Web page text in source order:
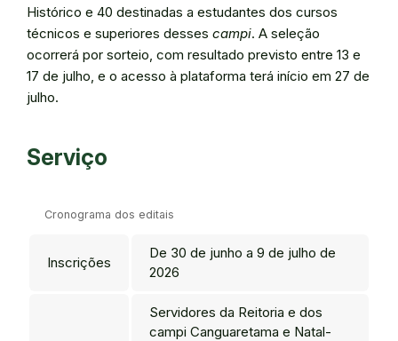
Histórico e 40 destinadas a estudantes dos cursos
técnicos e superiores desses campi. A seleção
ocorrerá por sorteio, com resultado previsto entre 13 e
17 de julho, e o acesso à plataforma terá início em 27 de
julho.
Serviço
Cronograma dos editais
Inscrições
De 30 de junho a 9 de julho de
2026
Servidores da Reitoria e dos
campi Canguaretama e Natal-